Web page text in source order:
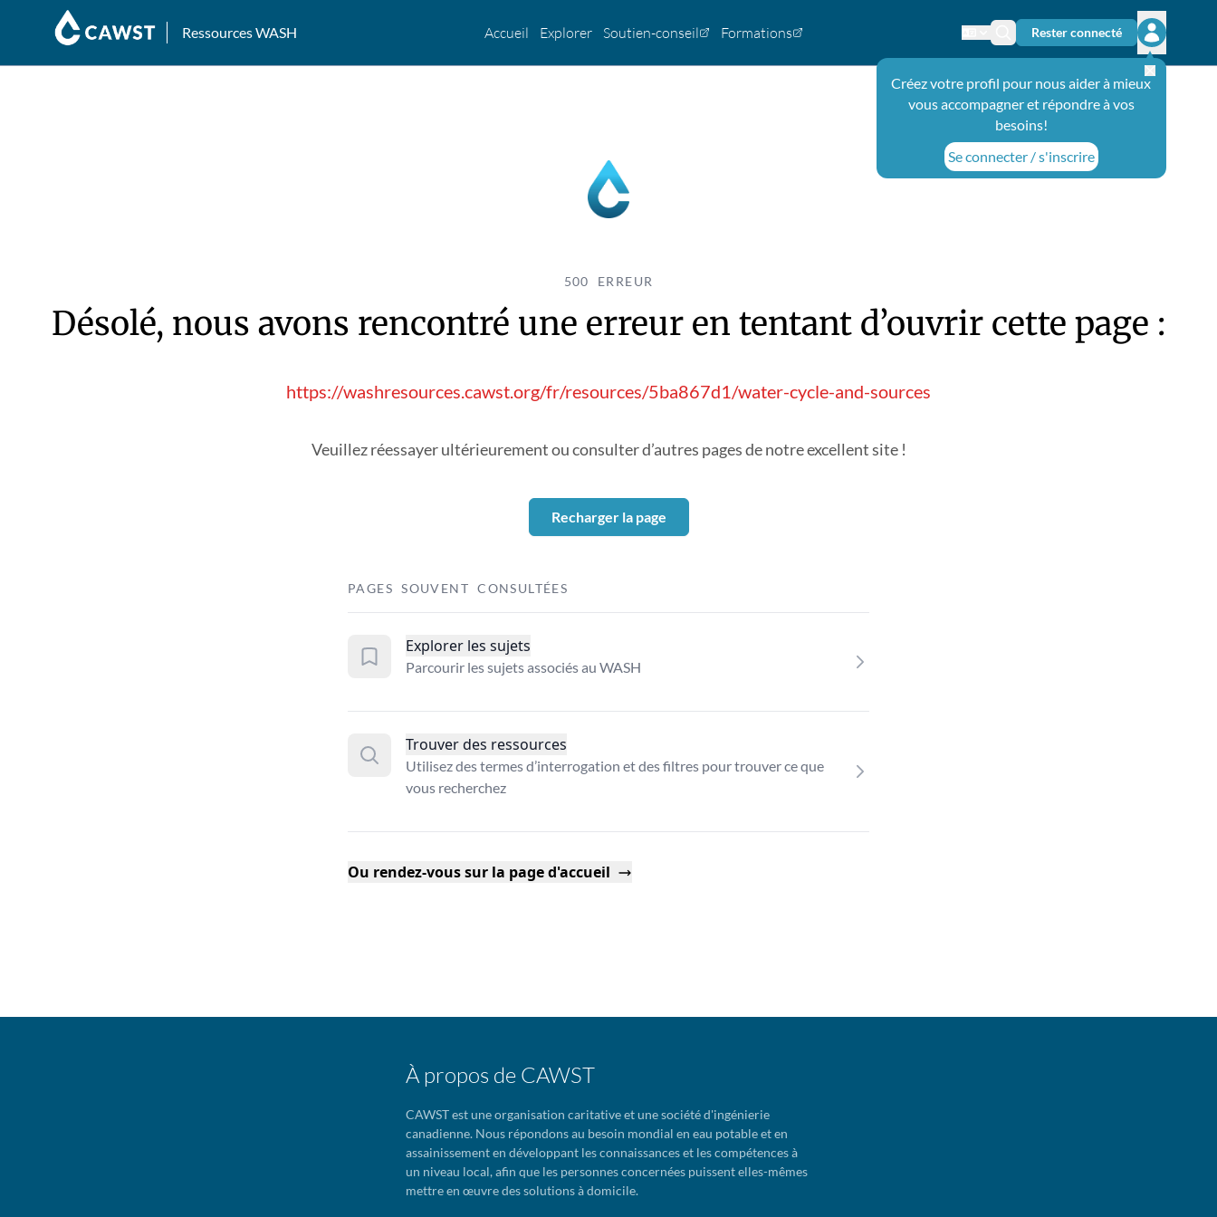
Ressources WASH Accueil Explorer Soutien-conseil Formations Changer de langue
Icône de recherche
Rester connecté
Ouvrir le
Créez votre profil pour nous aider à mieux
vous accompagner et répondre à vos
besoins!
Se connecter / s'inscrire
500 ERREUR
Désolé, nous avons rencontré une erreur en tentant d’ouvrir cette page :
https://washresources.cawst.org/fr/resources/5ba867d1/water-cycle-and-sources
Veuillez réessayer ultérieurement ou consulter d’autres pages de notre excellent site !
Recharger la page
PAGES SOUVENT CONSULTÉES
Explorer les sujets
Parcourir les sujets associés au WASH
Trouver des ressources
Utilisez des termes d’interrogation et des filtres pour trouver ce que
vous recherchez
Ou rendez-vous sur la page d'accueil
À propos de CAWST
CAWST est une organisation caritative et une société d'ingénierie
canadienne. Nous répondons au besoin mondial en eau potable et en
assainissement en développant les connaissances et les compétences à
un niveau local, afin que les personnes concernées puissent elles-mêmes
mettre en œuvre des solutions à domicile.